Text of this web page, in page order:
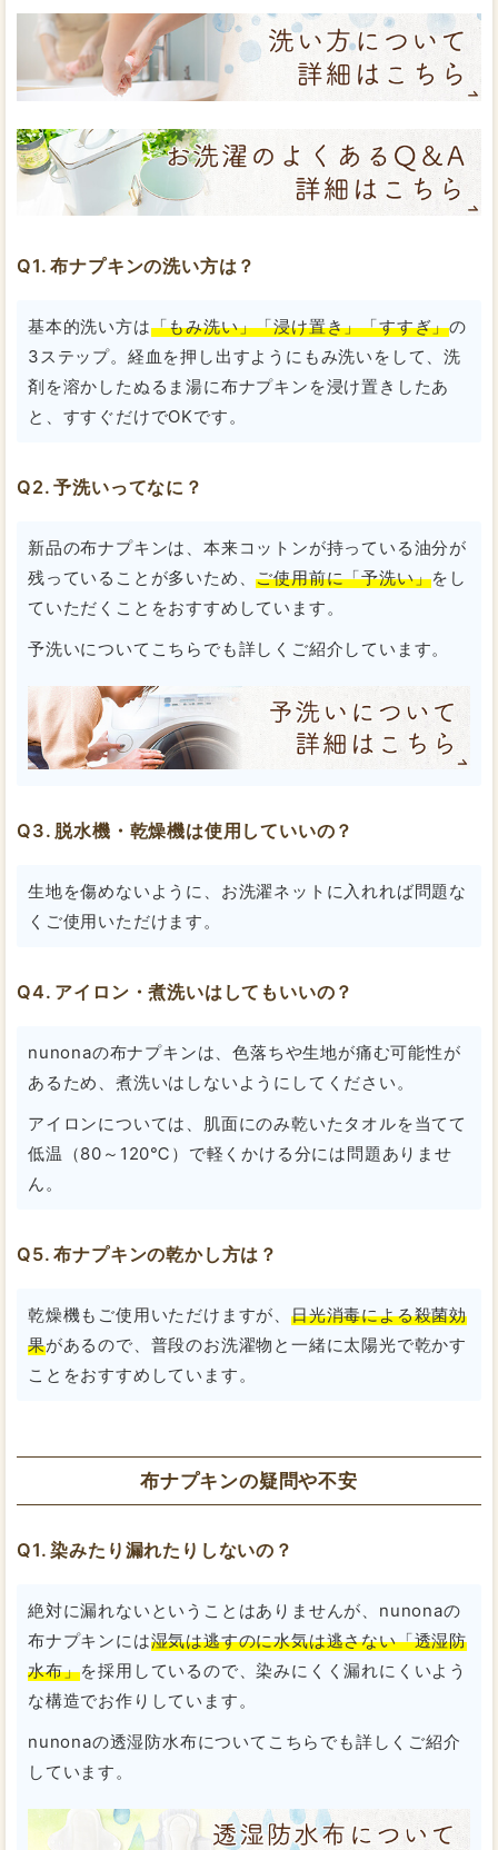
布ナプキンの洗い方は？
基本的洗い方は「もみ洗い」「浸け置き」「すすぎ」の
3ステップ。経血を押し出すようにもみ洗いをして、洗
剤を溶かしたぬるま湯に布ナプキンを浸け置きしたあ
と、すすぐだけでOKです。
予洗いってなに？
新品の布ナプキンは、本来コットンが持っている油分が
残っていることが多いため、ご使用前に「予洗い」をし
ていただくことをおすすめしています。
予洗いについてこちらでも詳しくご紹介しています。
脱水機・乾燥機は使用していいの？
生地を傷めないように、お洗濯ネットに入れれば問題な
くご使用いただけます。
アイロン・煮洗いはしてもいいの？
nunonaの布ナプキンは、色落ちや生地が痛む可能性が
あるため、煮洗いはしないようにしてください。
アイロンについては、肌面にのみ乾いたタオルを当てて
低温（80～120℃）で軽くかける分には問題ありませ
ん。
布ナプキンの乾かし方は？
乾燥機もご使用いただけますが、 日光消毒による殺菌効
果があるので、普段のお洗濯物と一緒に太陽光で乾かす
ことをおすすめしています。
布ナプキンの疑問や不安
染みたり漏れたりしないの？
絶対に漏れないということはありませんが、nunonaの
布ナプキンには湿気は逃すのに水気は逃さない「透湿防
水布」を採用しているので、染みにくく漏れにくいよう
な構造でお作りしています。
nunonaの透湿防水布についてこちらでも詳しくご紹介
しています。